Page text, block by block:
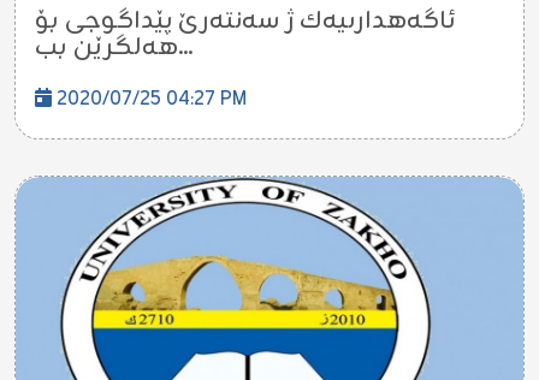
ئاگه‌هدارىیه‌ك ژ سه‌نته‌رێ پێداگوجى بۆ
هه‌لگرێن بب...
2020/07/25 04:27 PM